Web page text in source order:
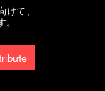
けて、